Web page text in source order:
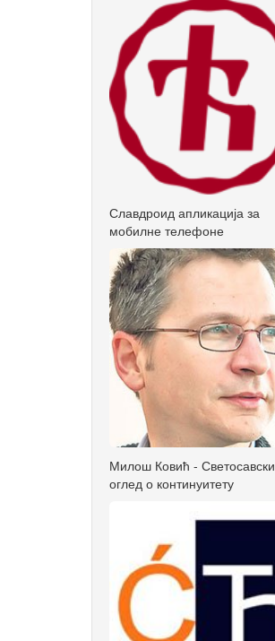
Славдроид апликација за
мобилне телефоне
Милош Ковић - Светосавски
оглед о континуитету